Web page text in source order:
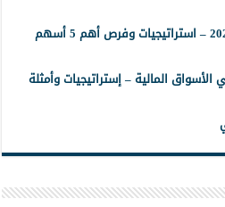
المالية – إستراتيجيات وأمثلة